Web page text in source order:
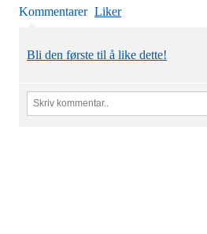
Kommentarer Liker
Bli den første til å like dette!